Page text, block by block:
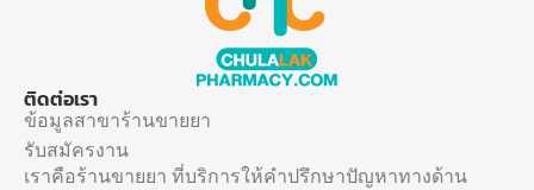
ติดต่อเรา
ข้อมูลสาขาร้านขายยา
รับสมัครงาน
เราคือร้านขายยา ที่บริการให้คำปรึกษาปัญหาทางด้าน